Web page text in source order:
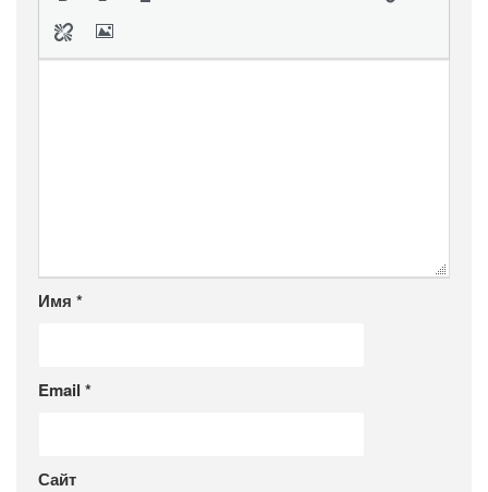
Имя *
Email *
Сайт